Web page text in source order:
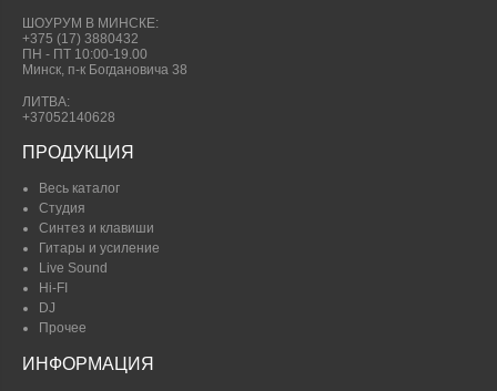
ШОУРУМ В МИНСКЕ:
+375 (17) 3880432
ПН - ПТ 10:00-19.00
Минск, п-к Богдановича 38
ЛИТВА:
+37052140628
ПРОДУКЦИЯ
Весь каталог
Студия
Синтез и клавиши
Гитары и усиление
Live Sound
Hi-FI
DJ
Прочее
ИНФОРМАЦИЯ